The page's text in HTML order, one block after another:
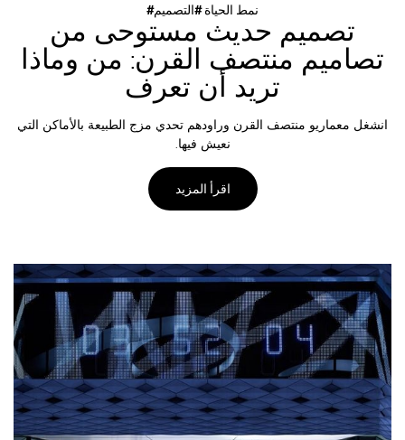
#نمط الحياة #التصميم
تصميم حديث مستوحى من
تصاميم منتصف القرن: من وماذا
تريد أن تعرف
انشغل معماريو منتصف القرن وراودهم تحدي مزج الطبيعة بالأماكن التي
نعيش فيها.
اقرأ المزيد